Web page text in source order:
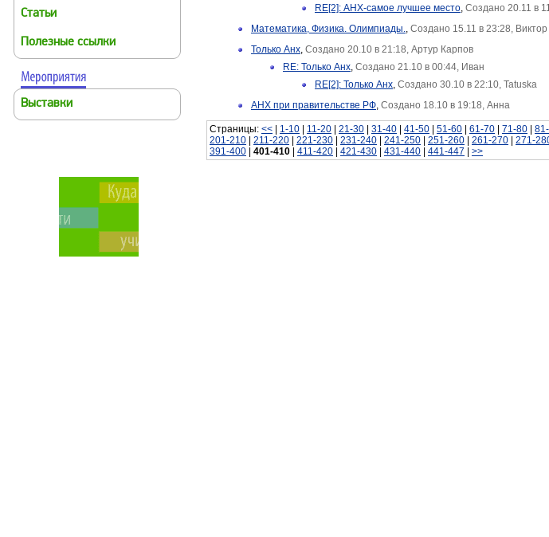
Статьи
Полезные ссылки
Выставки
RE[2]: АНХ-самое лучшее место, Создано 20.11 в
Математика, Физика. Олимпиады., Создано 15.11 в 23:28,
Только Анх, Создано 20.10 в 21:18, Артур Карпов
RE: Только Анх, Создано 21.10 в 00:44, Иван
RE[2]: Только Анх, Создано 30.10 в 22:10, Tatuska
АНХ при правительстве РФ, Создано 18.10 в 19:18, Анна
Страницы: << 1-10 11-20 21-30 31-40 41-50 51-60 61-70 71-80
201-210
211-220 221-230 231-240 241-250 251-260 261-270 271-
391-400
401-410 411-420 421-430 431-440 441-447 >>